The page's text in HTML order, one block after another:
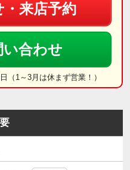
来店予約
い合わせ
（1～3月は休まず営業！）